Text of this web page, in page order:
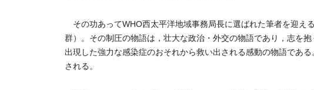
その功あってWHO西太平洋地域事務局長に選ばれた筆者を迎え
群）。その制圧の物語は，壮大な政治・外交の物語であり，志を
出現した強力な感染症のおそれから救い出される感動の物語であ
される。